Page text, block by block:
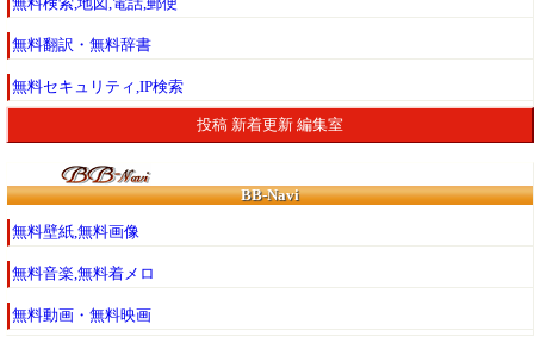
無料翻訳・無料辞書
無料セキュリティ,IP検索
投稿 新着更新 編集室
BB-Navi
無料壁紙,無料画像
無料音楽,無料着メロ
無料動画・無料映画